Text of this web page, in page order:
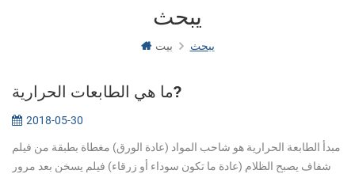
يبحث
بيت يبحث
ما هي الطابعات الحرارية?
2018-05-30
مبدأ الطابعة الحرارية هو شاحب المواد (عادة الورق) مغطاة بطبقة من فيلم
شفاف يصبح الظلام (عادة ما تكون سوداء أو زرقاء) فيلم يسخن بعد مرور